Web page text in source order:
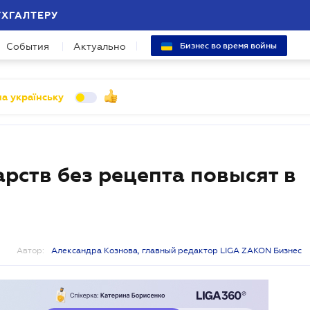
События Актуально Бизнес во время войны
українську
без рецепта повысят в
Автор: Александра Кознова, главный редактор LIGA ZAKON Бизнес